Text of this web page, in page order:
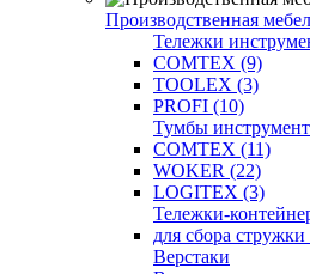
Производственная
Тележки
COMTEX (9)
TOOLEX (3)
PROFI (10)
Тумбы
COMTEX (11)
WOKER (22)
LOGITEX (3)
Тележки-
для сбора
Верстаки